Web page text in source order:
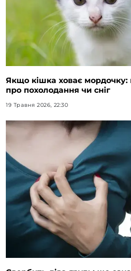
Якщо кішка ховає
про похолодання чи сніг
19 Травня 2026, 22:30